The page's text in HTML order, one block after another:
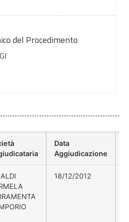
del Procedimento
Data
Aggiudicazione
18/12/2012